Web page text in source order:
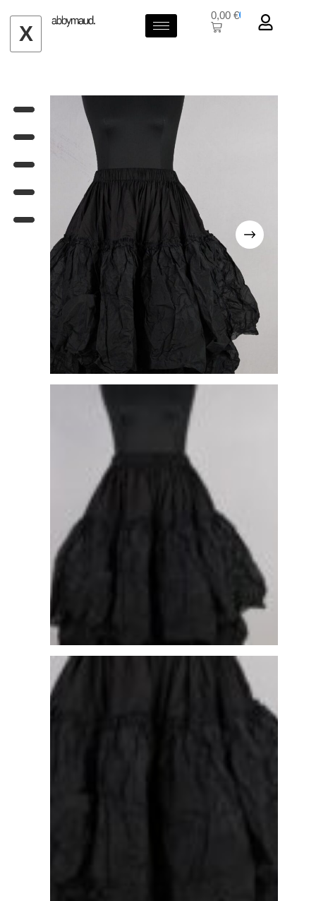
X
0,00€